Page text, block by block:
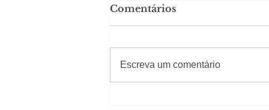
Comentários
Escreva um comentário
#Sugestões